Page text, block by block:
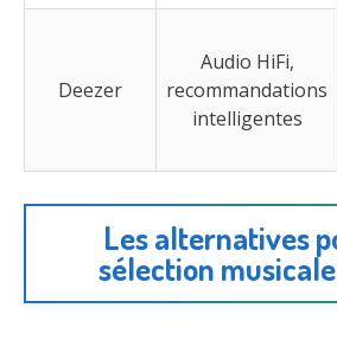
Deezer
Audio HiFi,
recommandations
intelligentes
Les alternatives
sélection